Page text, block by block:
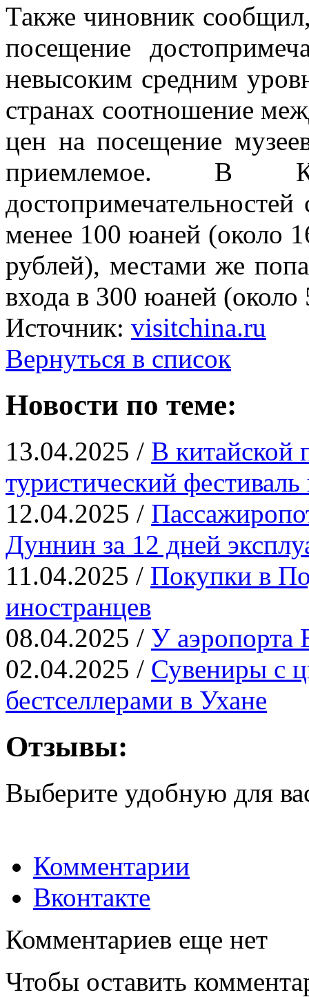
Также чиновник
посещение
невысоким средним
странах соотношение
цен на посещение
приемлемое. В
менее 100 юаней (около
рублей), местами же
входа в 300 юаней
Источник: visitchina.ru
Вернуться в список
Новости по теме:
13.04.2025 / В китайской
туристический
12.04.2025 /
Дуннин за 12 дней
11.04.2025 / Покупки в
иностранцев
08.04.2025 / У аэропорта
02.04.2025 / Сувениры с
бестселлерами в Ухане
Отзывы:
Выберите удобную для
Комментарии
Вконтакте
Комментариев еще нет
Чтобы оставить